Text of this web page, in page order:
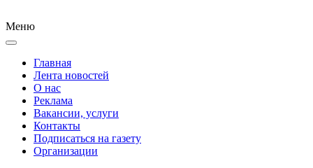
Меню
Главная
Лента новостей
О нас
Реклама
Вакансии, услуги
Контакты
Подписаться на газету
Организации